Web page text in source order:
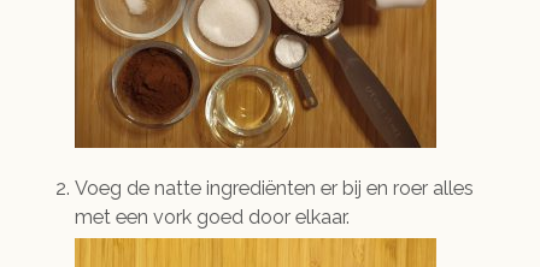
Voeg de natte ingrediënten er bij en roer alles
met een vork goed door elkaar.